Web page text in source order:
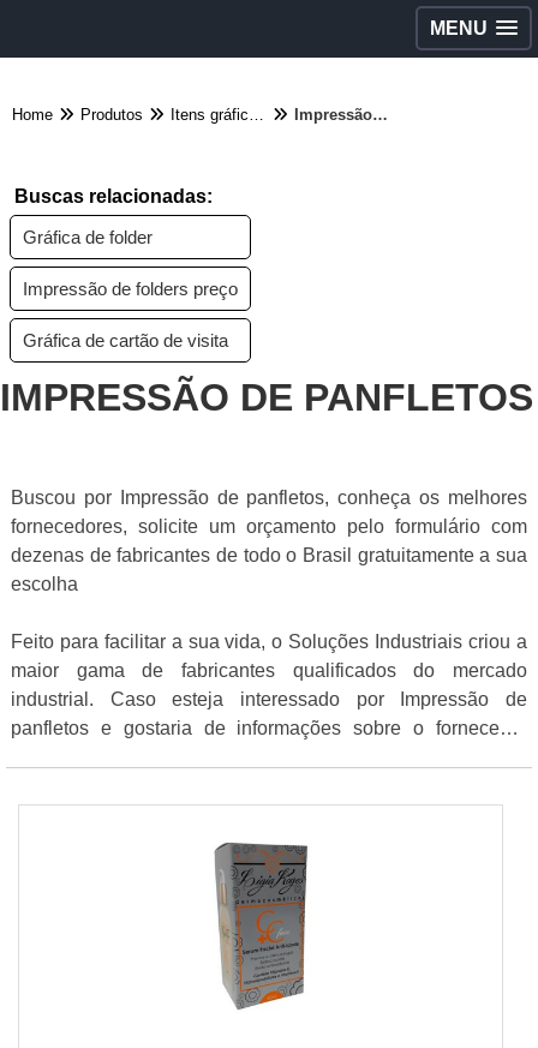
MENU
Home Produtos Itens gráficos - Categoria Impressão de panfletos
Buscas relacionadas:
Gráfica de folder
Impressão de folders preço
Gráfica de cartão de visita
IMPRESSÃO DE PANFLETOS
Buscou por Impressão de panfletos, conheça os melhores
fornecedores, solicite um orçamento pelo formulário com
dezenas de fabricantes de todo o Brasil gratuitamente a sua
escolha
Feito para facilitar a sua vida, o Soluções Industriais criou a
maior gama de fabricantes qualificados do mercado
industrial. Caso esteja interessado por Impressão de
panfletos e gostaria de informações sobre o fornecedor